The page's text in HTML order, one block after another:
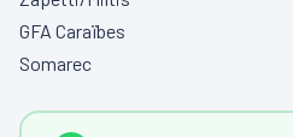
GFA Caraïbes
Somarec